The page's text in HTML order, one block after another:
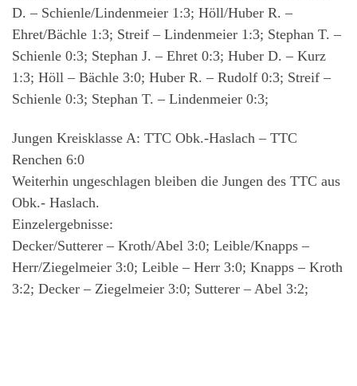
D. – Schienle/Lindenmeier 1:3; Höll/Huber R. –
Ehret/Bächle 1:3; Streif – Lindenmeier 1:3; Stephan T. –
Schienle 0:3; Stephan J. – Ehret 0:3; Huber D. – Kurz
1:3; Höll – Bächle 3:0; Huber R. – Rudolf 0:3; Streif –
Schienle 0:3; Stephan T. – Lindenmeier 0:3;
Jungen Kreisklasse A: TTC Obk.-Haslach – TTC
Renchen 6:0
Weiterhin ungeschlagen bleiben die Jungen des TTC aus
Obk.- Haslach.
Einzelergebnisse:
Decker/Sutterer – Kroth/Abel 3:0; Leible/Knapps –
Herr/Ziegelmeier 3:0; Leible – Herr 3:0; Knapps – Kroth
3:2; Decker – Ziegelmeier 3:0; Sutterer – Abel 3:2;